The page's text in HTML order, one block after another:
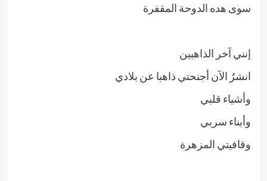
سوى هده الدوحة المقفرة
إنني آخر الذاهبين
انشرُ الآن أجنحتي ذاهبا عن بلادي
وأشياء قلبي
وأبناء سربي
وقافيتي المزهرة